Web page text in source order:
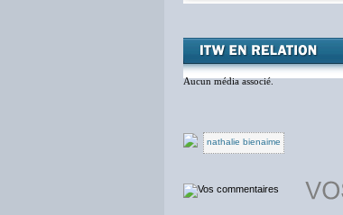
Aucun média associé.
nathalie bienaime